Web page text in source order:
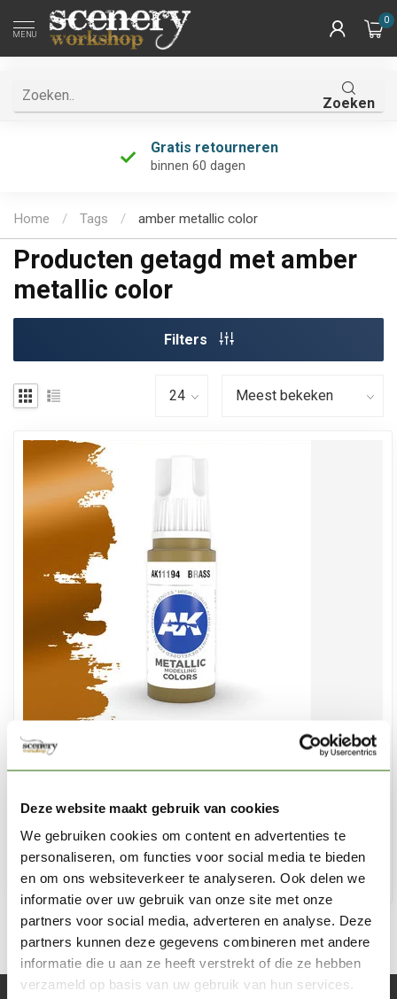
Deze website maakt gebruik van cookies
We gebruiken cookies om content en advertenties te
personaliseren, om functies voor social media te bieden
en om ons websiteverkeer te analyseren. Ook delen we
informatie over uw gebruik van onze site met onze
partners voor social media, adverteren en analyse. Deze
partners kunnen deze gegevens combineren met andere
informatie die u aan ze heeft verstrekt of die ze hebben
verzameld op basis van uw gebruik van hun services.
MENU
0
Zoeken
Gratis retourneren
binnen 60 dagen
Home / Tags / amber metallic color
Producten getagd met amber
metallic color
Filters
AK INTERACTIVE
Brass Metallic Modelling Colors - 17ml - AK11194
€2,75
Op voorraad